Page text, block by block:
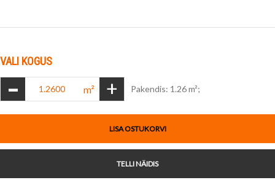
VALI KOGUS
- m² + Pakendis: 1.26 m²;
LISA OSTUKORVI
TELLI NÄIDIS